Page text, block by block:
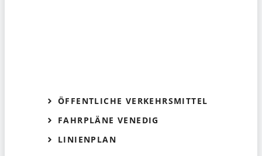
ÖFFENTLICHE VERKEHRSMITTEL
FAHRPLÄNE VENEDIG
LINIENPLAN